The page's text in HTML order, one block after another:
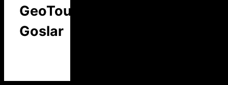
GeoTour
Goslar